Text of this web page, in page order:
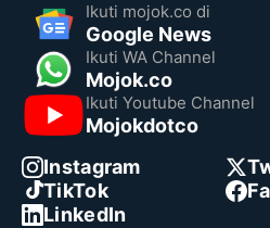
Ikuti mojok.co di
Google News
Ikuti WA Channel
Mojok.co
Ikuti Youtube Channel
Mojokdotco
Instagram
TikTok
LinkedIn